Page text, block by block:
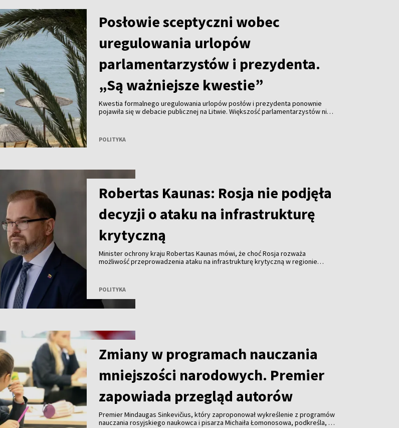
Posłowie sceptyczni wobec
uregulowania urlopów
parlamentarzystów i prezydenta.
„Są ważniejsze kwestie”
Kwestia formalnego uregulowania urlopów posłów i prezydenta ponownie
pojawiła się w debacie publicznej na Litwie. Większość parlamentarzystów nie
pracuje zdalnie z Madery.
POLITYKA
Robertas Kaunas: Rosja nie podjęła
decyzji o ataku na infrastrukturę
krytyczną
Minister ochrony kraju Robertas Kaunas mówi, że choć Rosja rozważa
możliwość przeprowadzenia ataku na infrastrukturę krytyczną w regionie
POLITYKA
Zmiany w programach nauczania
mniejszości narodowych. Premier
zapowiada przegląd autorów
Premier Mindaugas Sinkevičius, który zaproponował wykreślenie z programów
nauczania rosyjskiego naukowca i pisarza Michaiła Łomonosowa, podkreśla, że